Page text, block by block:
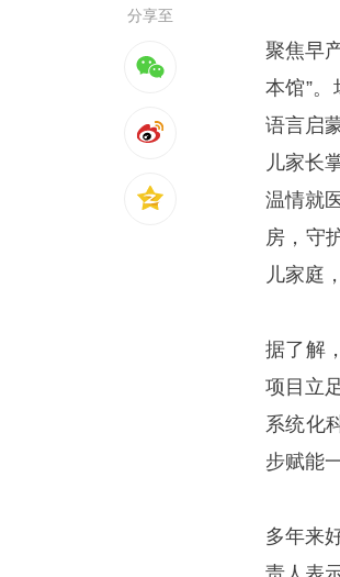
分享至
聚焦早
本馆”
语言启
儿家长
温情就
房，守
儿家庭
据了解
项目立
系统化
步赋能
多年来